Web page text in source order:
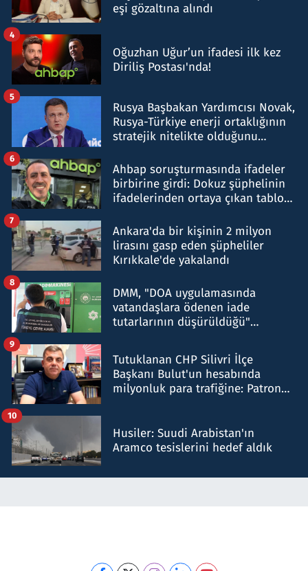
eşi gözaltına alındı
Oğuzhan Uğur’un ifadesi ilk kez
Diriliş Postası'nda!
4
Rusya Başbakan Yardımcısı Novak,
Rusya-Türkiye enerji ortaklığının
stratejik nitelikte olduğunu
5
Ahbap soruşturmasında ifadeler
birbirine girdi: Dokuz şüphelinin
ifadelerinden ortaya çıkan tablo
6
Ankara'da bir kişinin 2 milyon
lirasını gasp eden şüpheliler
Kırıkkale'de yakalandı
7
DMM, "DOA uygulamasında
vatandaşlara ödenen iade
tutarlarının düşürüldüğü"
8
Tutuklanan CHP Silivri İlçe
Başkanı Bulut'un hesabında
milyonluk para trafiğine: Patron
9
Husiler: Suudi Arabistan'ın
Aramco tesislerini hedef aldık
10